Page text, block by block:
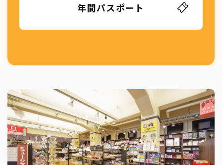
年間パスポート